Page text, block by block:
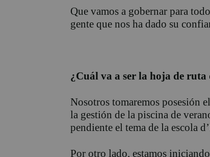
Que vamos a gobernar para
gente que nos ha dado su
¿Cuál va a ser la hoja de
Nosotros tomaremos posesión
la gestión de la piscina de
pendiente el tema de la escola
Por otro lado, estamos